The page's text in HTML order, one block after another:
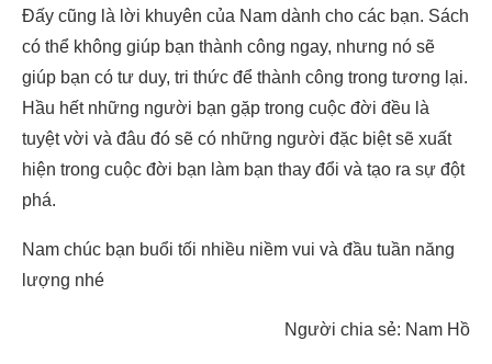
Đấy cũng là lời khuyên của Nam dành cho các bạn. Sách
có thể không giúp bạn thành công ngay, nhưng nó sẽ
giúp bạn có tư duy, tri thức để thành công trong tương lại.
Hầu hết những người bạn gặp trong cuộc đời đều là
tuyệt vời và đâu đó sẽ có những người đặc biệt sẽ xuất
hiện trong cuộc đời bạn làm bạn thay đổi và tạo ra sự đột
phá.
Nam chúc bạn buổi tối nhiều niềm vui và đầu tuần năng
lượng nhé
Người chia sẻ: Nam Hồ